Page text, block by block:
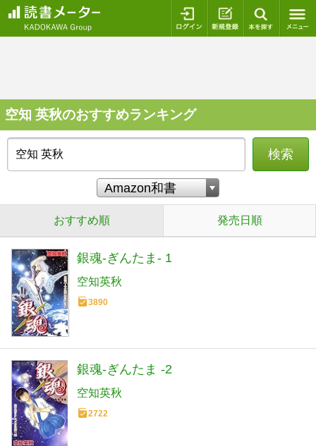
ログイン 新規登録
空知 英秋のおすすめランキング
検索
おすすめ順 発売日順
銀魂-ぎんたま- 1
空知英秋
3890
銀魂-ぎんたま -2
空知英秋
2722